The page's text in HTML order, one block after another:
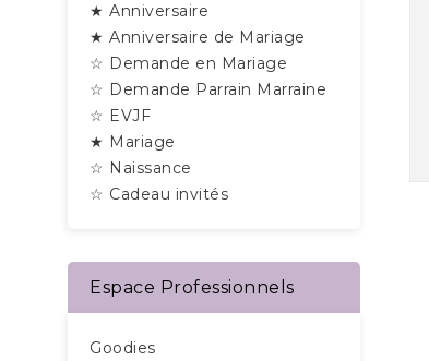
★ Anniversaire
★ Anniversaire de Mariage
☆ Demande en Mariage
☆ Demande Parrain Marraine
☆ EVJF
★ Mariage
☆ Naissance
☆ Cadeau invités
Espace Professionnels
Goodies